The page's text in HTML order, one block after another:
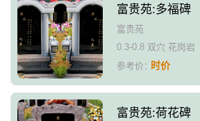
富贵苑:多福碑
富贵苑
0.3-0.8 双穴 花岗岩
参考价：时价
富贵苑:荷花碑